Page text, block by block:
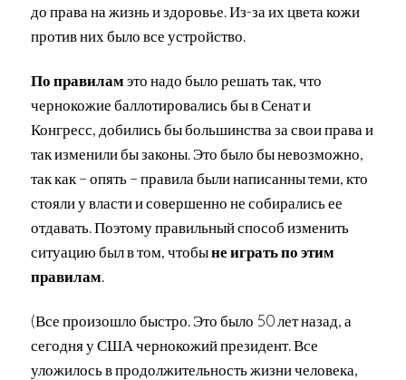
до права на жизнь и здоровье. Из-за их цвета кожи
против них было все устройство.
По правиламэто надо было решать так, что
чернокожие баллотировались бы в Сенат и
Конгресс, добились бы большинства за свои права и
так изменили бы законы. Это было бы невозможно,
так как – опять – правила были написанны теми, кто
стояли у власти и совершенно не собирались ее
отдавать. Поэтому правильный способ изменить
ситуацию был в том, чтобыне играть по этим
правилам.
(Все произошло быстро. Это было 50 лет назад, а
сегодня у США чернокожий президент. Все
уложилось в продолжительность жизни человека,